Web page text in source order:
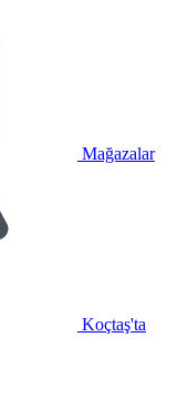
Mağazalar
Koçtaş'ta